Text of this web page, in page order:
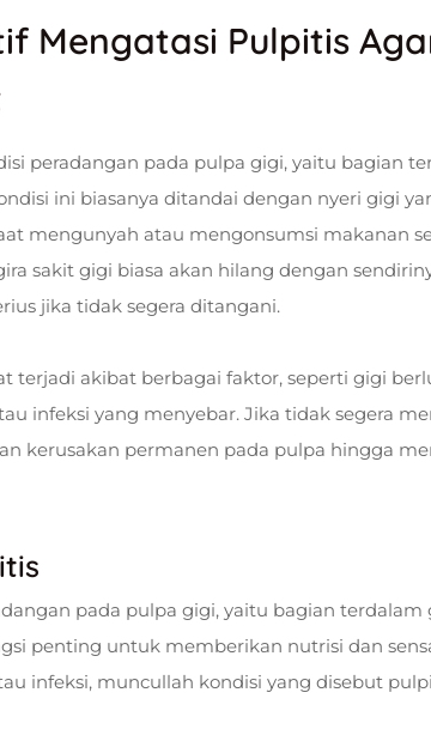
Mengatasi Pulpitis
peradangan pada pulpa gigi, yaitu bagian
ini biasanya ditandai dengan nyeri gigi
mengunyah atau mengonsumsi makanan
sakit gigi biasa akan hilang dengan
jika tidak segera ditangani.
terjadi akibat berbagai faktor, seperti gigi
infeksi yang menyebar. Jika tidak segera
kerusakan permanen pada pulpa hingga
pada pulpa gigi, yaitu bagian
penting untuk memberikan nutrisi dan
infeksi, muncullah kondisi yang disebut